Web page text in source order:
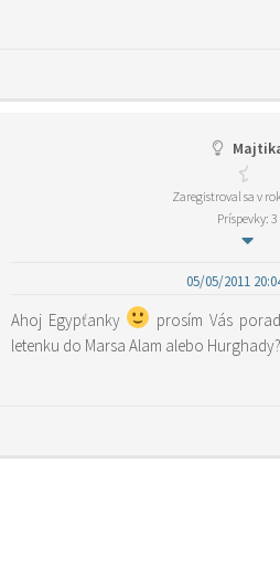
Zaregistroval sa v
Príspevky: 3
05/05/2011
Ahoj Egypťanky
prosím Vás
letenku do Marsa Alam alebo